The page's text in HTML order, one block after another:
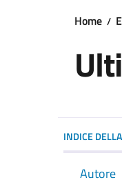
Home
INDICE
Autore